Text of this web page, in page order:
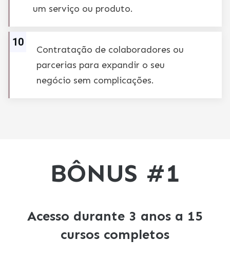
um serviço ou produto.
10
Contratação de colaboradores ou
parcerias para expandir o seu
negócio sem complicações.
BÔNUS #1
Acesso durante 3 anos a 15
cursos completos